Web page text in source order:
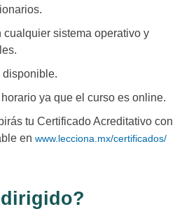
cualquier sistema operativo y
disponible.
ya que el curso es online.
tu Certificado Acreditativo con
en www.lecciona.mx/certificados/